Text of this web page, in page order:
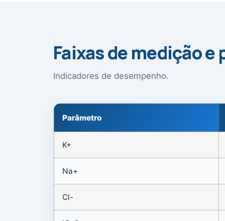
Faixas de medição e
Indicadores de desempenho.
Parâmetro
K+
Na+
Cl-